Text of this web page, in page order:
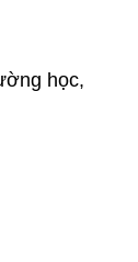
học,